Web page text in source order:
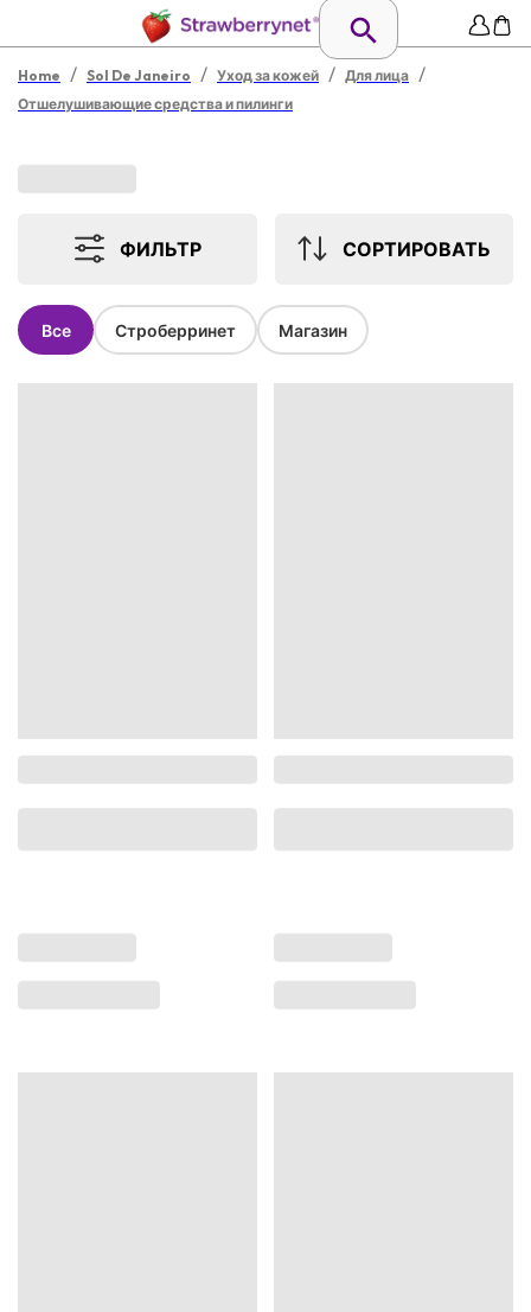
Home / Sol De Janeiro / Уход за кожей / Для лица /
Отшелушивающие средства и пилинги
ФИЛЬТР СОРТИРОВАТЬ
Все Строберринет Магазин